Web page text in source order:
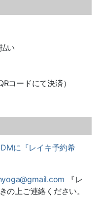
い
コードにて決済）
に『レイキ予約希
『レ
の上ご連絡ください。